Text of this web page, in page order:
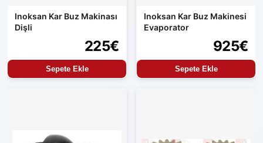
Inoksan Kar Buz Makinası
Dişli
225€
Sepete Ekle
Inoksan Kar Buz Makinesi
Evaporator
925€
Sepete Ekle